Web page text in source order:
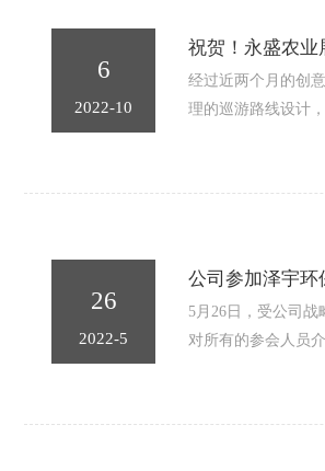
6
2022-10
祝贺！永盛农业
经过近两个月的创
理的巡游路线设计
26
2022-5
公司参加泽宇环
5月26日，受公司
对所有的参会人员